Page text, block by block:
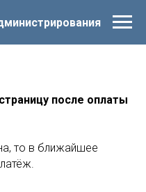
после оплаты
то в ближайшее